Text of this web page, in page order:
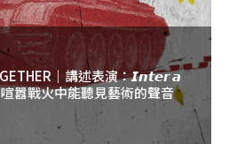
｜講述表演：𝙄𝙣𝙩𝙚𝙧 𝙖
囂戰火中能聽見藝術的聲音